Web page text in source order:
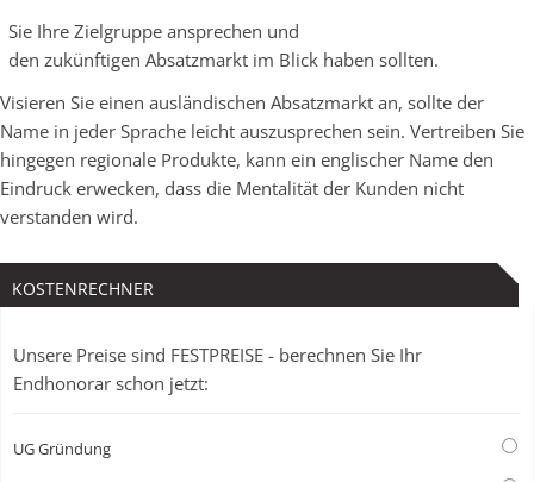
Sie Ihre Zielgruppe ansprechen und
den zukünftigen Absatzmarkt im Blick haben sollten.
Visieren Sie einen ausländischen Absatzmarkt an, sollte der
Name in jeder Sprache leicht auszusprechen sein. Vertreiben Sie
hingegen regionale Produkte, kann ein englischer Name den
Eindruck erwecken, dass die Mentalität der Kunden nicht
verstanden wird.
KOSTENRECHNER
Unsere Preise sind FESTPREISE - berechnen Sie Ihr
Endhonorar schon jetzt:
UG Gründung